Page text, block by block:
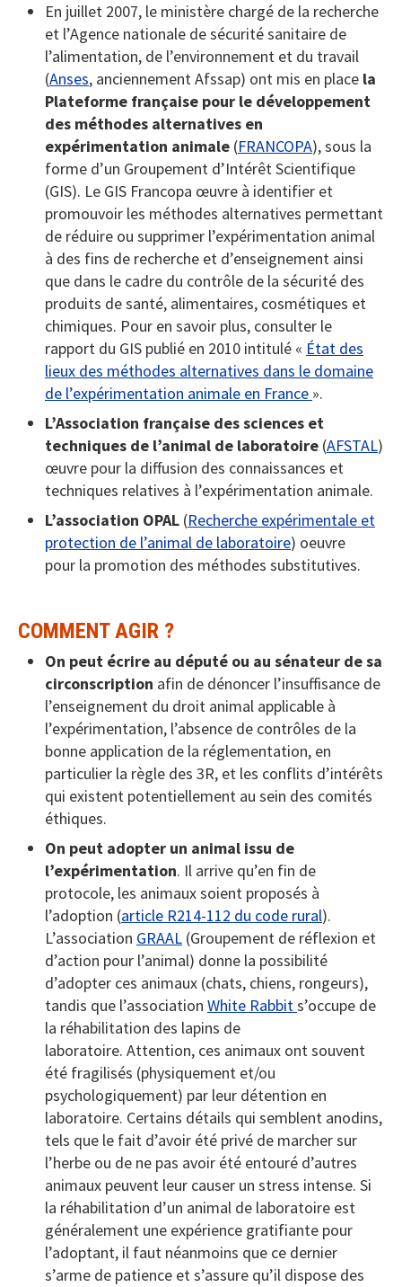
En juillet 2007, le ministère chargé de la recherche
et l’Agence nationale de sécurité sanitaire de
l’alimentation, de l’environnement et du travail
(Anses, anciennement Afssap) ont mis en place la
Plateforme française pour le développement
des méthodes alternatives en
expérimentation animale (FRANCOPA), sous la
forme d’un Groupement d’Intérêt Scientifique
(GIS). Le GIS Francopa œuvre à identifier et
promouvoir les méthodes alternatives permettant
de réduire ou supprimer l’expérimentation animal
à des fins de recherche et d’enseignement ainsi
que dans le cadre du contrôle de la sécurité des
produits de santé, alimentaires, cosmétiques et
chimiques. Pour en savoir plus, consulter le
rapport du GIS publié en 2010 intitulé « État des
lieux des méthodes alternatives dans le domaine
de l’expérimentation animale en France ».
L’Association française des sciences et
techniques de l’animal de laboratoire (AFSTAL)
œuvre pour la diffusion des connaissances et
techniques relatives à l’expérimentation animale.
L’association OPAL (Recherche expérimentale et
protection de l’animal de laboratoire) oeuvre
pour la promotion des méthodes substitutives.
COMMENT AGIR ?
On peut écrire au député ou au sénateur de sa
circonscription afin de dénoncer l’insuffisance de
l’enseignement du droit animal applicable à
l’expérimentation, l’absence de contrôles de la
bonne application de la réglementation, en
particulier la règle des 3R, et les conflits d’intérêts
qui existent potentiellement au sein des comités
éthiques.
On peut adopter un animal issu de
l’expérimentation. Il arrive qu’en fin de
protocole, les animaux soient proposés à
l’adoption (article R214-112 du code rural).
L’association GRAAL (Groupement de réflexion et
d’action pour l’animal) donne la possibilité
d’adopter ces animaux (chats, chiens, rongeurs),
tandis que l’association White Rabbits’occupe de
la réhabilitation des lapins de
laboratoire. Attention, ces animaux ont souvent
été fragilisés (physiquement et/ou
psychologiquement) par leur détention en
laboratoire. Certains détails qui semblent anodins,
tels que le fait d’avoir été privé de marcher sur
l’herbe ou de ne pas avoir été entouré d’autres
animaux peuvent leur causer un stress intense. Si
la réhabilitation d’un animal de laboratoire est
généralement une expérience gratifiante pour
l’adoptant, il faut néanmoins que ce dernier
s’arme de patience et s’assure qu’il dispose des